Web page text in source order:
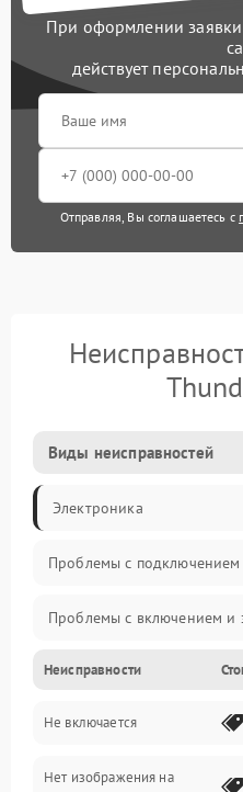
При оформлении
действует
Отправляя, Вы соглашаетесь с
Виды неисправностей
Электроника
Проблемы с подключением
Проблемы с включением и
Проблемы с изображением
Проблемы с
Прочие специфичные
Неисправности
Не включается
Нет изображения на